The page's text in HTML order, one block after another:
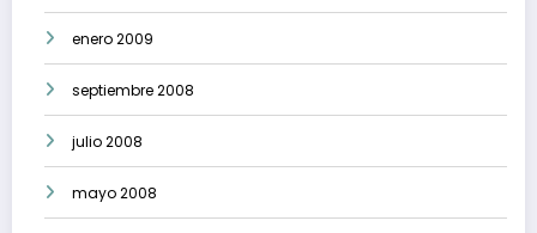
enero 2009
septiembre 2008
julio 2008
mayo 2008